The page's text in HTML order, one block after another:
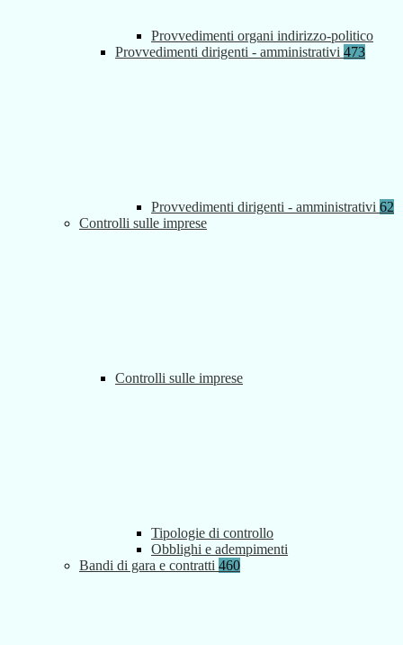
Provvedimenti organi indirizzo-politico
Provvedimenti dirigenti - amministrativi 473
Provvedimenti dirigenti - amministrativi 62
Controlli sulle imprese
Controlli sulle imprese
Tipologie di controllo
Obblighi e adempimenti
Bandi di gara e contratti 460